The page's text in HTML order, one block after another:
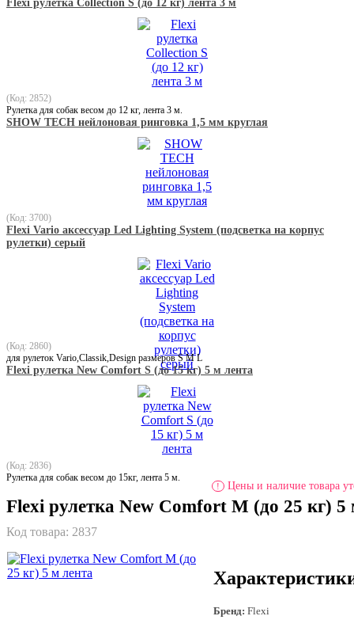
Flexi рулетка Collection S (до 12 кг) лента 3 м
(Код: 2852)
Рулетка для собак весом до 12 кг, лента 3 м.
SHOW TECH нейлоновая ринговка 1,5 мм круглая
(Код: 3700)
Flexi Vario аксессуар Led Lighting System (подсветка на корпус
рулетки) серый
(Код: 2860)
для рулеток Vario,Classik,Design размеров S M L
Flexi рулетка New Comfort S (до 15 кг) 5 м лента
(Код: 2836)
Рулетка для собак весом до 15кг, лента 5 м.
! Цены и наличие товара
Flexi рулетка New Comfort М (до 25 кг) 5
Код товара: 2837
Бренд: Flexi